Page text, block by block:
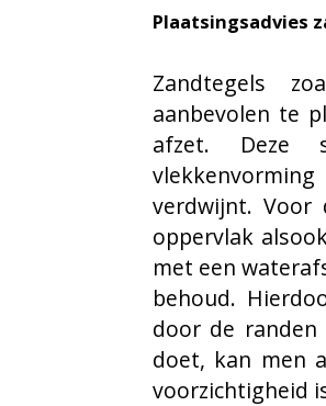
Plaatsingsadvies
Zandtegels
aanbevolen te
afzet. Deze
verdwijnt. Voor
oppervlak
met een
behoud.
door de
doet, kan men
voorzichtigheid